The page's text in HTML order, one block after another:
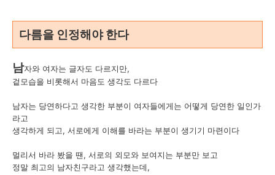
다름을 인정해야 한다
남자와 여자는 글자도 다르지만,
겉모습을 비롯해서 마음도 생각도 다르다
남자는 당연하다고 생각한 부분이 여자들에게는 어떻게 당연한 일인가
라고
생각하게 되고, 서로에게 이해를 바라는 부분이 생기기 마련이다
멀리서 바라 봤을 땐, 서로의 외모와 보여지는 부분만 보고
정말 최고의 남자친구라고 생각했는데,